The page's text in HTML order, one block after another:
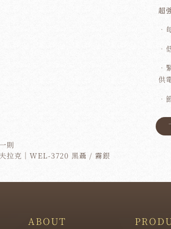
超
．
．
．
供
．
則
拉克｜WEL-3720 黑聶 / 霧銀
ABOUT